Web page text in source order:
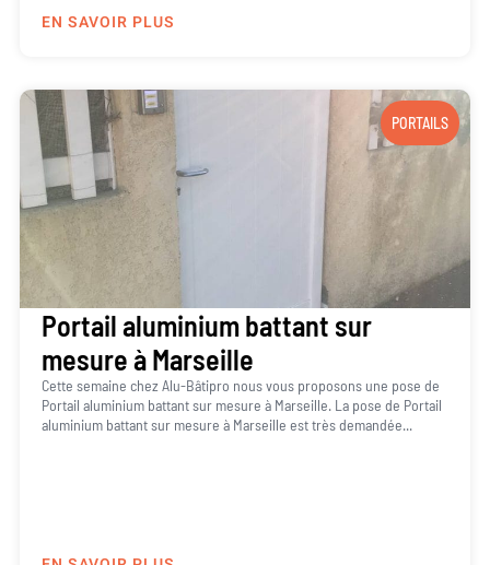
EN SAVOIR PLUS
PORTAILS
Portail aluminium battant sur
mesure à Marseille
Cette semaine chez Alu-Bâtipro nous vous proposons une pose de
Portail aluminium battant sur mesure à Marseille. La pose de Portail
aluminium battant sur mesure à Marseille est très demandée...